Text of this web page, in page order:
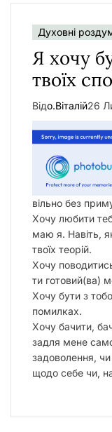
Духовні
Я хочу
твоїх
Відо.Віталій26
вільно без
Хочу любити
маю я. Навіть,
твоїх теорій.
Хочу
ти готовий(ва)
Хочу бути з
помилках.
Хочу бачити,
задля мене
задоволення, чи
щодо себе чи,